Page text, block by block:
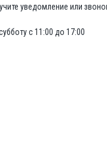
уведомление или
с 11:00 до 17:00